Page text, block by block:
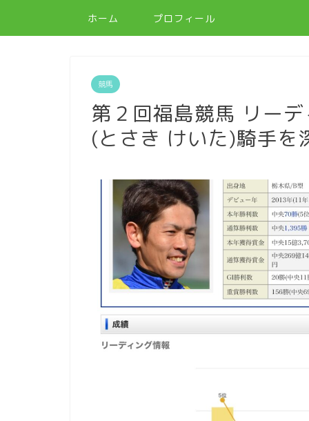
ホーム プロフィール
競馬
第２回福島競馬 リー
(とさき けいた)騎手